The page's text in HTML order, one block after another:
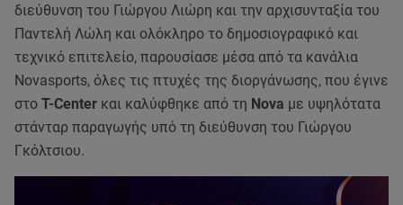
διεύθυνση του Γιώργου Λιώρη και την αρχισυνταξία του
Παντελή Λώλη και ολόκληρο το δημοσιογραφικό και
τεχνικό επιτελείο, παρουσίασε μέσα από τα κανάλια
Novasports, όλες τις πτυχές της διοργάνωσης, που έγινε
στο T-Center και καλύφθηκε από τη Nova με υψηλότατα
στάνταρ παραγωγής υπό τη διεύθυνση του Γιώργου
Γκόλτσιου.